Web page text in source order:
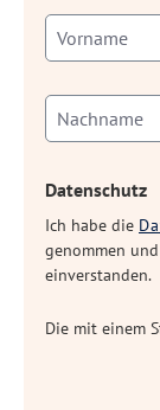
Datenschutz
Ich habe die
genommen
einverstanden.
Die mit einem